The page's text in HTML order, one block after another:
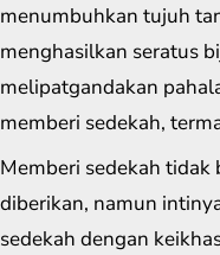
menumbuhkan tujuh
menghasilkan seratus
melipatgandakan
memberi sedekah,
Memberi sedekah tidak
diberikan, namun
sedekah dengan